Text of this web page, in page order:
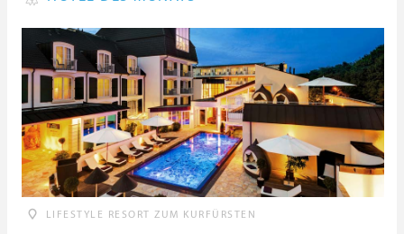
LIFESTYLE RESORT ZUM KURFÜRSTEN